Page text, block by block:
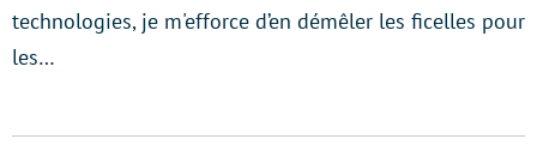
technologies, je m'efforce d’en démêler les ficelles pour
les…